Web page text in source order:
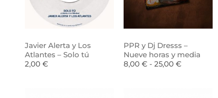
Javier Alerta y Los
Atlantes – Solo tú
2,00 €
PPR y Dj Dresss –
Nueve horas y media
8,00 € - 25,00 €